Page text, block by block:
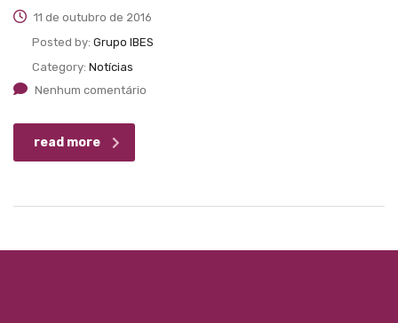
11 de outubro de 2016
Posted by: Grupo IBES
Category: Notícias
Nenhum comentário
read more